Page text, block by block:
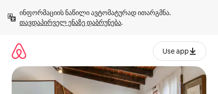
გადასვლა
თავდაპირველ ენაზე დაბრუნება.
Use app